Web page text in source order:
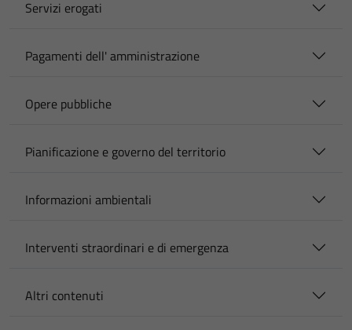
Servizi erogati
Pagamenti dell' amministrazione
Opere pubbliche
Pianificazione e governo del territorio
Informazioni ambientali
Interventi straordinari e di emergenza
Altri contenuti